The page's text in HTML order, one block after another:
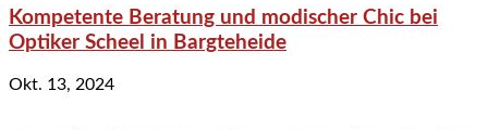
Kompetente Beratung und modischer Chic bei
Optiker Scheel in Bargteheide
Okt. 13, 2024